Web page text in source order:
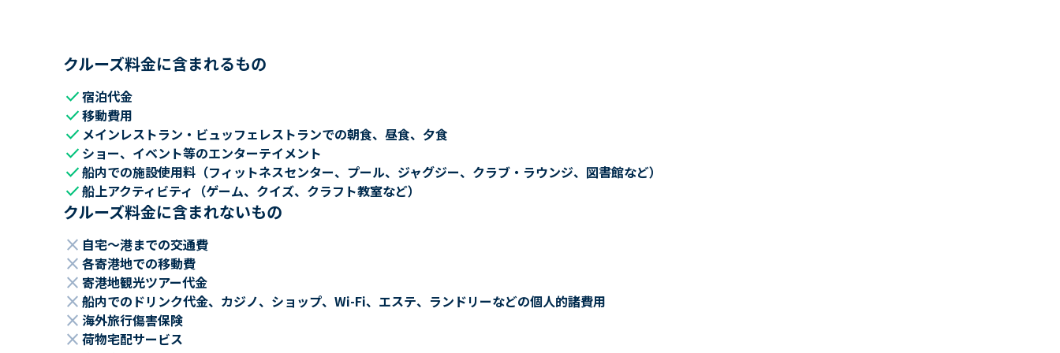
クルーズ料金に含まれるもの
check宿泊代金
check移動費用
check メインレストラン・ビュッフェレストランでの朝食、昼食、夕食
check ショー、イベント等のエンターテイメント
check船内での施設使用料（フィットネスセンター、プール、ジャグジー、クラブ・ラウンジ、図書館など）
check船上アクティビティ（ゲーム、クイズ、クラフト教室など）
クルーズ料金に含まれないもの
close 自宅～港までの交通費
close 各寄港地での移動費
close 寄港地観光ツアー代金
close 船内でのドリンク代金、カジノ、ショップ、Wi-Fi、エステ、ランドリーなどの個人的諸費用
close 海外旅行傷害保険
close 荷物宅配サービス